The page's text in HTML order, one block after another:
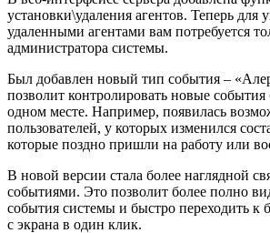
установки\удаления агентов. Теперь для
удаленными агентами вам потребуется
администратора системы.
Был добавлен новый тип события –
позволит контролировать новые события
одном месте. Например, появилась
пользователей, у которых изменился
которые поздно пришли на работу или
В новой версии стала более наглядной
событиями. Это позволит более полно
события системы и быстро переходить
с экрана в один клик.